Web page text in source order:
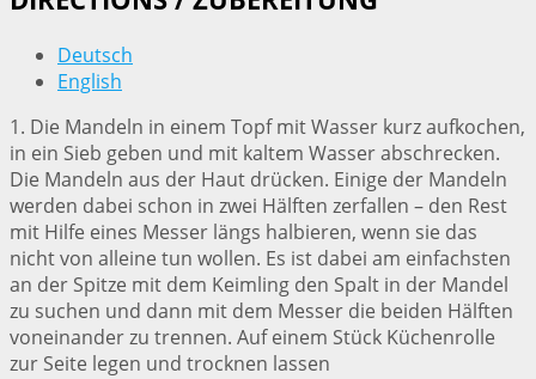
Deutsch
English
1. Die Mandeln in einem Topf mit Wasser kurz aufkochen,
in ein Sieb geben und mit kaltem Wasser abschrecken.
Die Mandeln aus der Haut drücken. Einige der Mandeln
werden dabei schon in zwei Hälften zerfallen – den Rest
mit Hilfe eines Messer längs halbieren, wenn sie das
nicht von alleine tun wollen. Es ist dabei am einfachsten
an der Spitze mit dem Keimling den Spalt in der Mandel
zu suchen und dann mit dem Messer die beiden Hälften
voneinander zu trennen. Auf einem Stück Küchenrolle
zur Seite legen und trocknen lassen